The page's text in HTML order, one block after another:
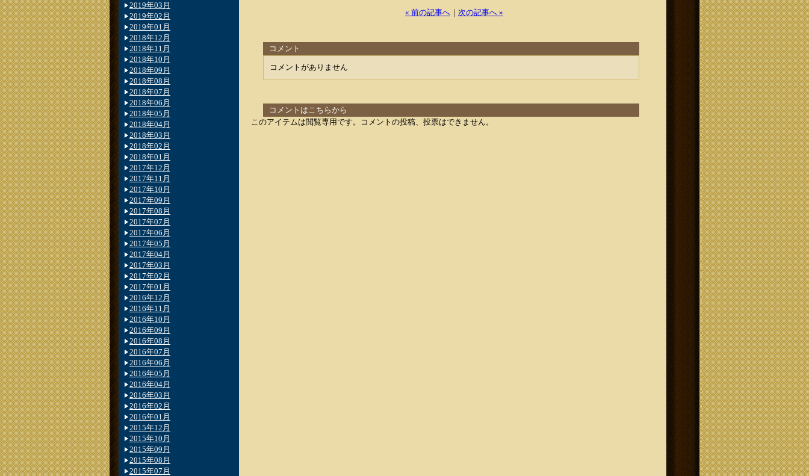
« 前の記事へ ｜ 次の記事へ »
コメント
コメントがありません
コメントはこちらから
このアイテムは閲覧専用です。コメントの投稿、投票はできません。
2019年03月
2019年02月
2019年01月
2018年12月
2018年11月
2018年10月
2018年09月
2018年08月
2018年07月
2018年06月
2018年05月
2018年04月
2018年03月
2018年02月
2018年01月
2017年12月
2017年11月
2017年10月
2017年09月
2017年08月
2017年07月
2017年06月
2017年05月
2017年04月
2017年03月
2017年02月
2017年01月
2016年12月
2016年11月
2016年10月
2016年09月
2016年08月
2016年07月
2016年06月
2016年05月
2016年04月
2016年03月
2016年02月
2016年01月
2015年12月
2015年10月
2015年09月
2015年08月
2015年07月